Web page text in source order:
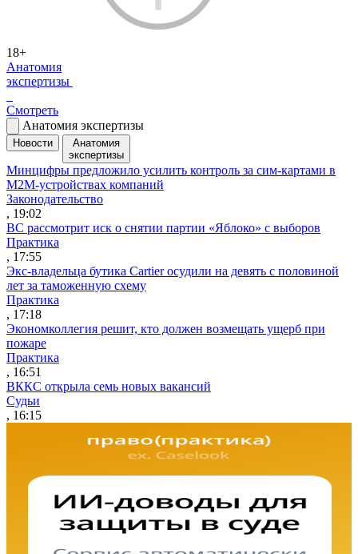
18+
Анатомия
экспертизы
Смотреть
Анатомия экспертизы
Новости
Анатомия
экспертизы
Минцифры предложило усилить контроль за сим-картами в
M2M-устройствах компаний
Законодательство
, 19:02
ВС рассмотрит иск о снятии партии «Яблоко» с выборов
Практика
, 17:55
Экс-владельца бутика Cartier осудили на девять с половиной
лет за таможенную схему
Практика
, 17:18
Экономколлегия решит, кто должен возмещать ущерб при
пожаре
Практика
, 16:51
ВККС открыла семь новых вакансий
Судьи
, 16:15